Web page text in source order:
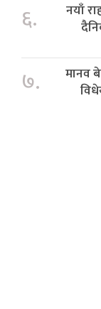
६.
नयाँ
७.
मानव